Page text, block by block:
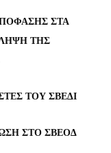
ΣΤΑ
ΤΗΣ
ΤΟΥ ΣΒΕΔΙ
ΣΤΟ ΣΒΕΟΔ